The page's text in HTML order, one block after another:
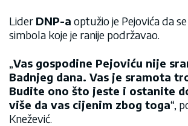
Lider DNP-a optužio je Pejovića da
simbola koje je ranije podržavao.
„Vas gospodine Pejoviću nije
Badnjeg dana. Vas je sramota
Budite ono što jeste i ostanite
više da vas cijenim zbog toga“,
Knežević.